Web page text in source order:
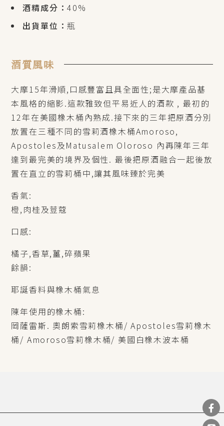
酒精成分：40%
出貨單位：瓶
酒質風味
大摩15年滑順,口感豐富且具全面性;是大摩產品基
本風格的縮影.這款雅致但平易近人的酒款 , 最初的
12年在美國橡木桶內熟成.接下來的三年把原酒分別
放置在三種不同的雪莉酒橡木桶Amoroso,
Apostoles及Matusalem Oloroso 內再陳年三年
達到最完美的境界及個性. 最後把原酒融合一起後放
置在直立的雪莉桶中,讓其風味臻於完美
香氣:
橙,肉桂及荳蔻
口感:
橘子,香草,薑,碎蘋果
餘韻:
耶誕香料與橡木桶氣息
陳年使用的橡木桶:
岡薩雷斯. 奧朗索雪莉橡木桶/ Apostoles雪莉橡木
桶/ Amoroso雪莉橡木桶/ 美國白橡木波本桶